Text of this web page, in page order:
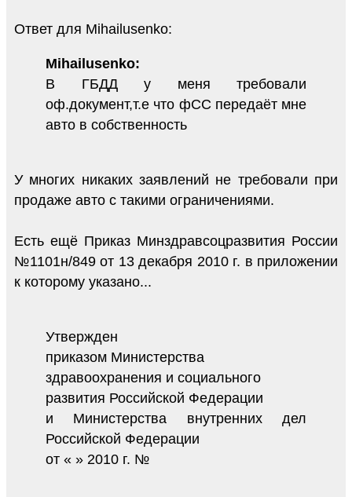
Ответ для Mihailusenko:
Mihailusenko:
В ГБДД у меня требовали
оф.документ,т.е что фСС передаёт мне
авто в собственность
У многих никаких заявлений не требовали при
продаже авто с такими ограничениями.
Есть ещё Приказ Минздравсоцразвития России
№1101н/849 от 13 декабря 2010 г. в приложении
к которому указано...
Утвержден
приказом Министерства
здравоохранения и социального
развития Российской Федерации
и Министерства внутренних дел
Российской Федерации
от « » 2010 г. №